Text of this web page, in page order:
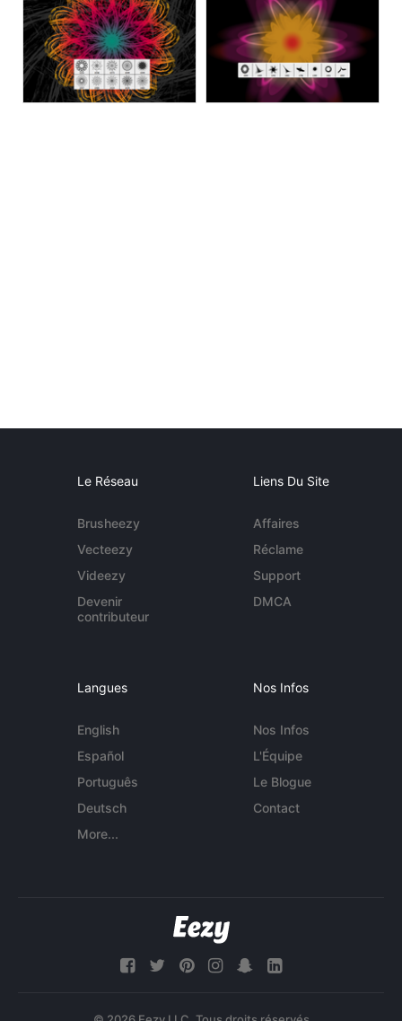
Le Réseau
Brusheezy
Vecteezy
Videezy
Devenir
contributeur
Liens Du Site
Affaires
Réclame
Support
DMCA
Langues
English
Español
Português
Deutsch
More...
Nos Infos
Nos Infos
L'Équipe
Le Blogue
Contact